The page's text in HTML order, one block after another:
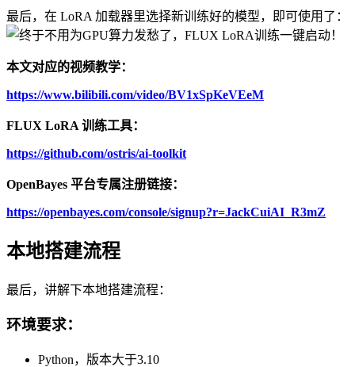
最后，在 LoRA 加载器里选择新训练好的模型，即可使用了：
本文对应的视频教学：
https://www.bilibili.com/video/BV1xSpKeVEeM
FLUX LoRA 训练工具：
https://github.com/ostris/ai-toolkit
OpenBayes 平台专属注册链接：
https://openbayes.com/console/signup?r=JackCuiAI_R3mZ
本地搭建流程
最后，讲解下本地搭建流程：
环境要求：
Python，版本大于3.10